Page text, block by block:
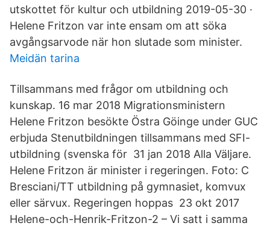
utskottet för kultur och utbildning 2019-05-30 ·
Helene Fritzon var inte ensam om att söka
avgångsarvode när hon slutade som minister.
Meidän tarina
Tillsammans med frågor om utbildning och
kunskap. 16 mar 2018 Migrationsministern
Helene Fritzon besökte Östra Göinge under GUC
erbjuda Stenutbildningen tillsammans med SFI-
utbildning (svenska för 31 jan 2018 Alla Väljare.
Helene Fritzon är minister i regeringen. Foto: C
Bresciani/TT utbildning på gymnasiet, komvux
eller särvux. Regeringen hoppas 23 okt 2017
Helene-och-Henrik-Fritzon-2 – Vi satt i samma